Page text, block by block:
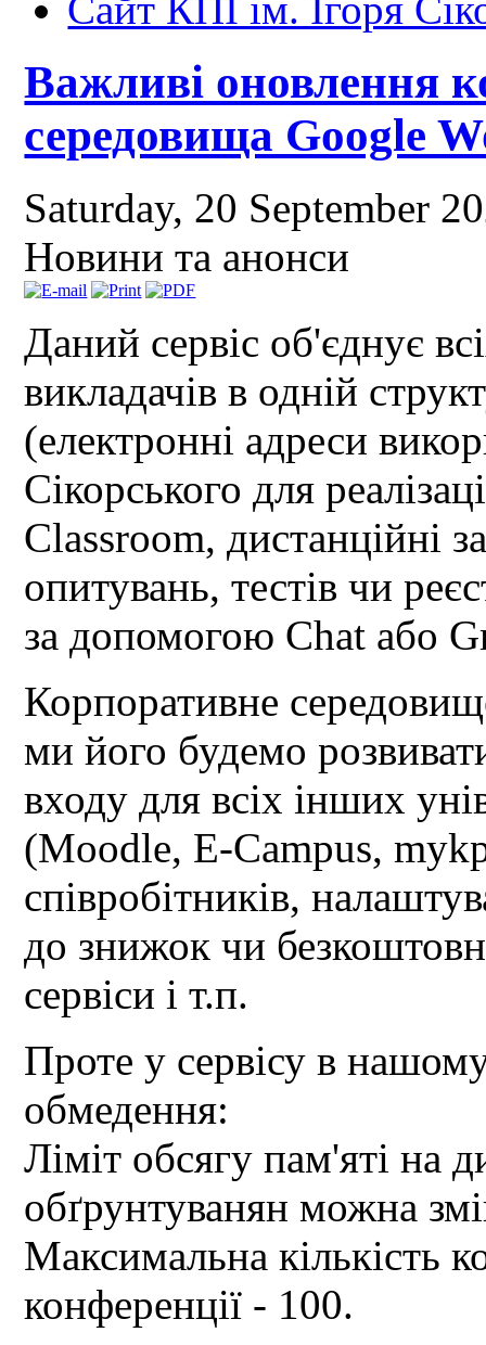
Важливі оновлення
середовища Google
Saturday, 20 September
Новини та анонси
Даний сервіс об'єднує
викладачів в одній
(електронні адреси
Сікорського для
Classroom, дистанційні
опитувань, тестів чи
за допомогою Chat або
Корпоративне
ми його будемо
входу для всіх інших
(Moodle, E-Campus,
співробітників,
до знижок чи
сервіси і т.п.
Проте у сервісу в нашому
обмедення:
Ліміт обсягу пам'яті на
обґрунтуванян можна
Максимальна кількість
конференції - 100.